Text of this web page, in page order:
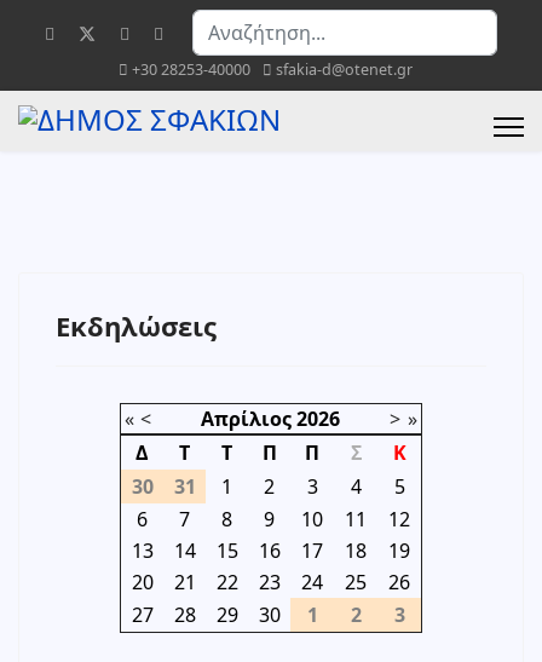
+30 28253-40000 sfakia-d@otenet.gr
Εκδηλώσεις
« < Απρίλιος2026 > »
Δ
Τ Τ Π Π Σ
Κ
30
31 1 2 3 4
5
6
7 8 9 10 11
12
13
14 15 16 17 18
19
20
21 22 23 24 25
26
27
28 29 30 1 2 3